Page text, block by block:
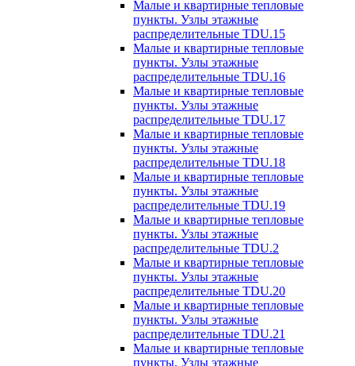
Малые и квартирные тепловые
пункты. Узлы этажные
распределительные TDU.15
Малые и квартирные тепловые
пункты. Узлы этажные
распределительные TDU.16
Малые и квартирные тепловые
пункты. Узлы этажные
распределительные TDU.17
Малые и квартирные тепловые
пункты. Узлы этажные
распределительные TDU.18
Малые и квартирные тепловые
пункты. Узлы этажные
распределительные TDU.19
Малые и квартирные тепловые
пункты. Узлы этажные
распределительные TDU.2
Малые и квартирные тепловые
пункты. Узлы этажные
распределительные TDU.20
Малые и квартирные тепловые
пункты. Узлы этажные
распределительные TDU.21
Малые и квартирные тепловые
пункты. Узлы этажные